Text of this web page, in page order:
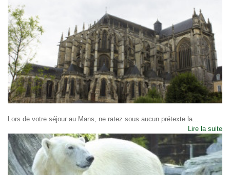
Lors de votre séjour au Mans, ne ratez sous aucun prétexte la...
Lire la suite